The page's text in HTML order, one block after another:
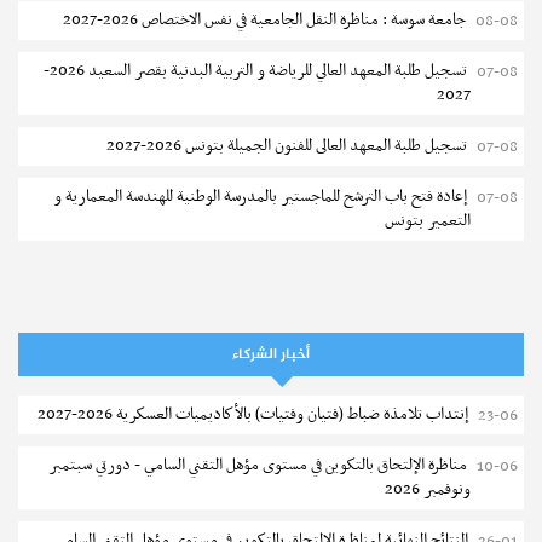
08-08 جامعة سوسة : مناظرة النقل الجامعية في نفس الاختصاص 2026-2027
07-08
تسجيل طلبة المعهد العالي للرياضة و التربية البدنية بقصر السعيد 2026-
2027
07-08 تسجيل طلبة المعهد العالى للفنون الجميلة بتونس 2026-2027
07-08 إعادة فتح باب الترشح للماجستير بالمدرسة الوطنية للهندسة المعمارية و
التعمير بتونس
المعهد العالي للعلوم التطبيقية والتكنولوجيا بالقيروان : الترشح للماجستير
2026-2027
06-08 الترشح للماجستير بالمعهد العالي لمهن الموضة بالمنستير 2026-2027
أخبار الشركاء
23-06 إنتداب تلامذة ضباط (فتيان وفتيات) بالأكاديميات العسكرية 2026-2027
10-06 مناظرة الإلتحاق بالتكوين في مستوى مؤهل التقني السامي - دورتي سبتمبر
ونوفمبر 2026